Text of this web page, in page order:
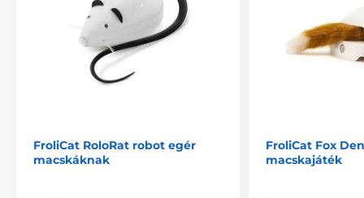
Bújócska – A macskája tollakra fog vadászni,
amelyek két különböző lyukban bújnak meg
A játék 3x AAA elemmel működik (nem tartozék)
FroliCat RoloRat robot egér
macskáknak
FroliCat Fox
macskajáték